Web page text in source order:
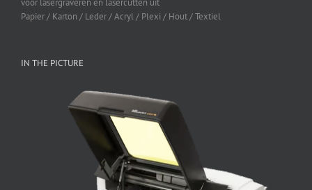
Papier / Karton / Leder / Acryl / Plexi / Hout / Textiel
IN THE PICTURE